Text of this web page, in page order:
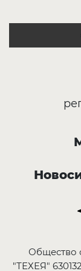
Общество
"ТЕХЕЯ"